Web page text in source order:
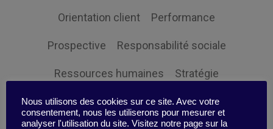
Orientation client Performance
Prospective Responsabilité sociale
Ressources humaines Stratégie
Expertise
Nous utilisons des cookies sur ce site. Avec votre
consentement, nous les utiliserons pour mesurer et
analyser l'utilisation du site. Visitez notre page sur la